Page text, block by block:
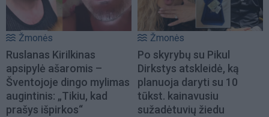
Žmonės
Ruslanas Kirilkinas
apsipylė ašaromis –
Šventojoje dingo mylimas
augintinis: „Tikiu, kad
prašys išpirkos“
Žmonės
Po skyrybų su Pikul
Dirkstys atskleidė, ką
planuoja daryti su 10
tūkst. kainavusiu
sužadėtuvių žiedu